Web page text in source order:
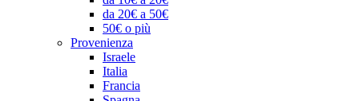
da 20€ a 50€
50€ o più
Provenienza
Israele
Italia
Francia